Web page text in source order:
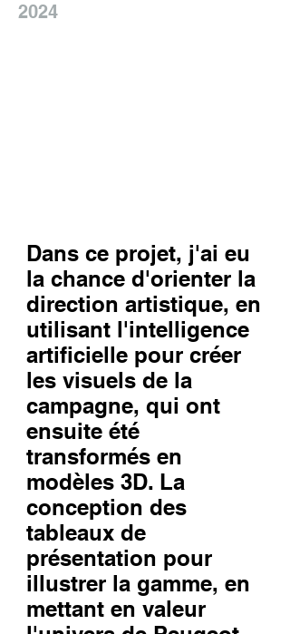
2024
Dans ce projet, j'ai eu
la chance d'orienter la
direction artistique, en
utilisant l'intelligence
artificielle pour créer
les visuels de la
campagne, qui ont
ensuite été
transformés en
modèles 3D. La
conception des
tableaux de
présentation pour
illustrer la gamme, en
mettant en valeur